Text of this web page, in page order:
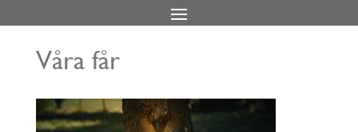
Våra får